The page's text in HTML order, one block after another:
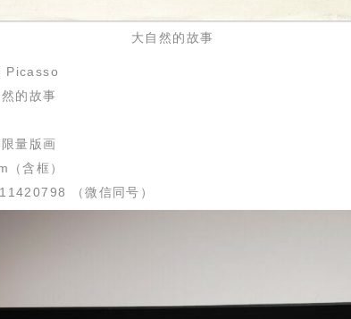
大自然的故事
Picasso
的故事
量版画
（含框）
（微信同号）